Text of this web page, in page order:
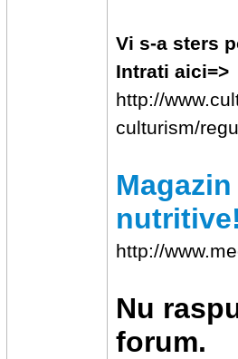
Vi s-a sters
Intrati aici=>
http://
culturism/
http://
Nu
forum.